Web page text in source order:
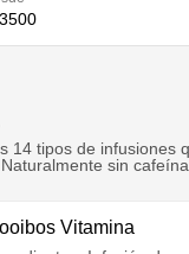
fermentado, que nos
14 tipos de infusiones
sin cafeína.
Vitamina